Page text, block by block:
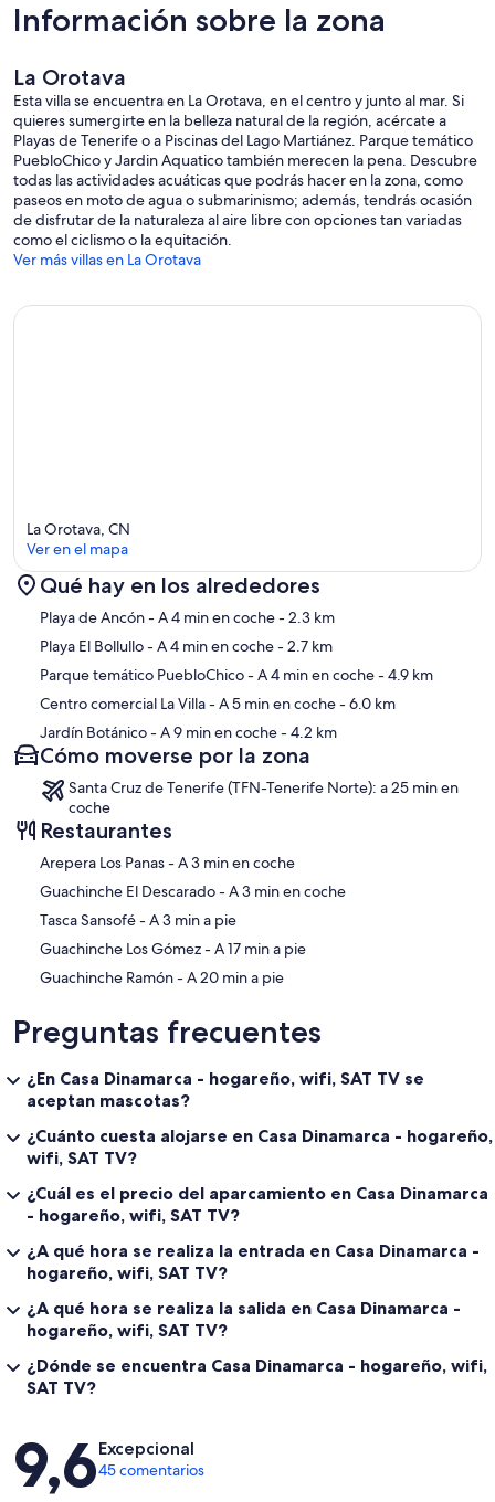
Información sobre la zona
La Orotava
Esta villa se encuentra en La Orotava, en el centro y junto al mar. Si
quieres sumergirte en la belleza natural de la región, acércate a
Playas de Tenerife o a Piscinas del Lago Martiánez. Parque temático
PuebloChico y Jardin Aquatico también merecen la pena. Descubre
todas las actividades acuáticas que podrás hacer en la zona, como
paseos en moto de agua o submarinismo; además, tendrás ocasión
de disfrutar de la naturaleza al aire libre con opciones tan variadas
como el ciclismo o la equitación.
Ver más villas en La Orotava
Mapa
La Orotava, CN
Ver en el mapa
Qué hay en los alrededores
Playa de Ancón- A 4 min en coche- 2.3 km
Playa El Bollullo- A 4 min en coche- 2.7 km
Parque temático PuebloChico- A 4 min en coche- 4.9 km
Centro comercial La Villa- A 5 min en coche- 6.0 km
Jardín Botánico- A 9 min en coche- 4.2 km
Cómo moverse por la zona
Santa Cruz de Tenerife (TFN-Tenerife Norte): a 25 min en
coche
Restaurantes
‪Arepera Los Panas - ‬A 3 min en coche
‪Guachinche El Descarado - ‬A 3 min en coche
‪Tasca Sansofé - ‬A 3 min a pie
‪Guachinche Los Gómez - ‬A 17 min a pie
‪Guachinche Ramón - ‬A 20 min a pie
Preguntas frecuentes
¿En Casa Dinamarca - hogareño, wifi, SAT TV se
aceptan mascotas?
¿Cuánto cuesta alojarse en Casa Dinamarca - hogareño,
wifi, SAT TV?
¿Cuál es el precio del aparcamiento en Casa Dinamarca
- hogareño, wifi, SAT TV?
¿A qué hora se realiza la entrada en Casa Dinamarca -
hogareño, wifi, SAT TV?
¿A qué hora se realiza la salida en Casa Dinamarca -
hogareño, wifi, SAT TV?
¿Dónde se encuentra Casa Dinamarca - hogareño, wifi,
SAT TV?
Comentarios
9,6Excepcional
45 comentarios